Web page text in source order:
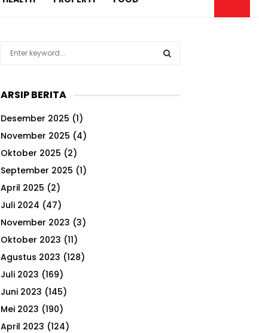
c
f
o
r
ARSIP BERITA
Desember 2025 (1)
November 2025 (4)
Oktober 2025 (2)
September 2025 (1)
April 2025 (2)
Juli 2024 (47)
November 2023 (3)
Oktober 2023 (11)
Agustus 2023 (128)
Juli 2023 (169)
Juni 2023 (145)
Mei 2023 (190)
April 2023 (124)